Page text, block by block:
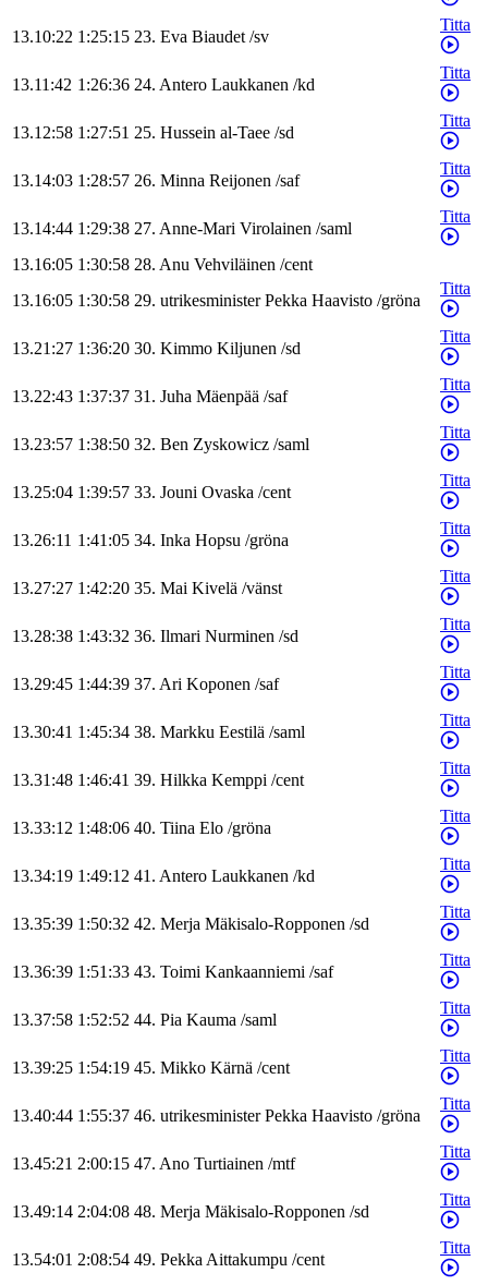
13.10:22 1:25:15 23. Eva Biaudet/sv
Titta
13.11:42 1:26:36 24. Antero Laukkanen /kd
Titta
13.12:58 1:27:51 25. Hussein al-Taee /sd
Titta
13.14:03 1:28:57 26. Minna Reijonen /saf
Titta
13.14:44 1:29:38 27. Anne-Mari Virolainen /saml
Titta
13.16:05 1:30:58 28. Anu Vehviläinen /cent
13.16:05 1:30:58 29. utrikesminister Pekka Haavisto /gröna
Titta
13.21:27 1:36:20 30. Kimmo Kiljunen /sd
Titta
13.22:43 1:37:37 31. Juha Mäenpää /saf
Titta
13.23:57 1:38:50 32. Ben Zyskowicz /saml
Titta
13.25:04 1:39:57 33. Jouni Ovaska /cent
Titta
13.26:11 1:41:05 34. Inka Hopsu /gröna
Titta
13.27:27 1:42:20 35. Mai Kivelä /vänst
Titta
13.28:38 1:43:32 36. Ilmari Nurminen /sd
Titta
13.29:45 1:44:39 37. Ari Koponen /saf
Titta
13.30:41 1:45:34 38. Markku Eestilä /saml
Titta
13.31:48 1:46:41 39. Hilkka Kemppi /cent
Titta
13.33:12 1:48:06 40. Tiina Elo /gröna
Titta
13.34:19 1:49:12 41. Antero Laukkanen /kd
Titta
13.35:39 1:50:32 42. Merja Mäkisalo-Ropponen /sd
Titta
13.36:39 1:51:33 43. Toimi Kankaanniemi /saf
Titta
13.37:58 1:52:52 44. Pia Kauma /saml
Titta
13.39:25 1:54:19 45. Mikko Kärnä /cent
Titta
13.40:44 1:55:37 46. utrikesminister Pekka Haavisto /gröna
Titta
13.45:21 2:00:15 47. Ano Turtiainen /mtf
Titta
13.49:14 2:04:08 48. Merja Mäkisalo-Ropponen /sd
Titta
13.54:01 2:08:54 49. PekkaAittakumpu /cent
Titta